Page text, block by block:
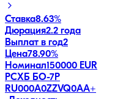
Ставка8.63%
Дюрация2.2 года
Выплат в год2
Цена78.90%
Номинал150000 EUR
РСХБ БО-7Р
RU000A0ZZVQ0AA+